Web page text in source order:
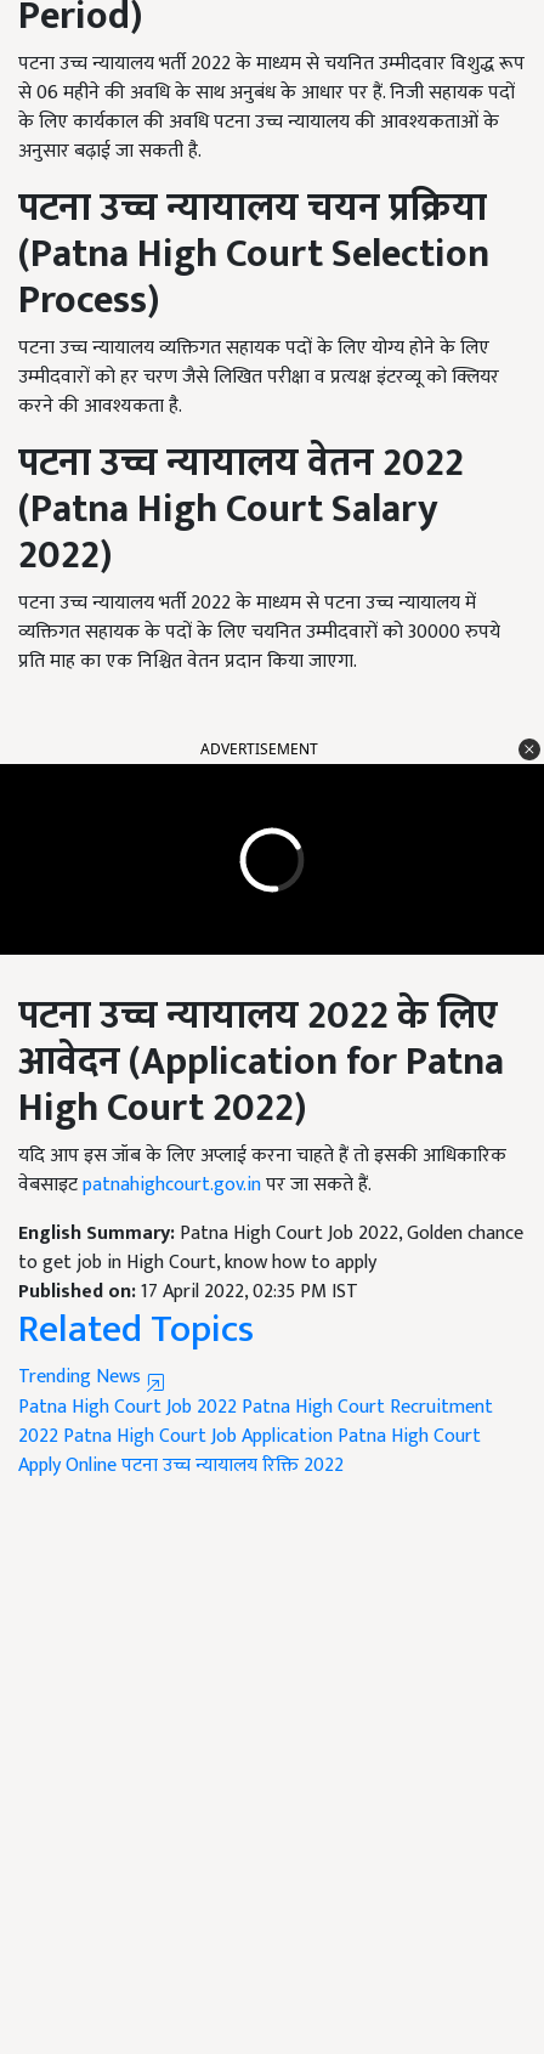
Period)
पटना उच्च न्यायालय भर्ती 2022 के माध्यम से चयनित उम्मीदवार विशुद्ध रूप
से 06 महीने की अवधि के साथ अनुबंध के आधार पर हैं. निजी सहायक पदों
के लिए कार्यकाल की अवधि पटना उच्च न्यायालय की आवश्यकताओं के
अनुसार बढ़ाई जा सकती है.
पटना उच्च न्यायालय चयन प्रक्रिया
(Patna High Court Selection
Process)
पटना उच्च न्यायालय व्यक्तिगत सहायक पदों के लिए योग्य होने के लिए
उम्मीदवारों को हर चरण जैसे लिखित परीक्षा व प्रत्यक्ष इंटरव्यू को क्लियर
करने की आवश्यकता है.
पटना उच्च न्यायालय वेतन2022
(Patna High Court Salary
2022)
पटना उच्च न्यायालय भर्ती 2022 के माध्यम से पटना उच्च न्यायालय में
व्यक्तिगत सहायक के पदों के लिए चयनित उम्मीदवारों को 30000 रुपये
प्रति माह का एक निश्चित वेतन प्रदान किया जाएगा.
ADVERTISEMENT
पटना उच्च न्यायालय2022के लिए
आवेदन (Application for Patna
High Court 2022)
यदि आप इस जॉब के लिए अप्लाई करना चाहते हैं तो इसकी आधिकारिक
वेबसाइटpatnahighcourt.gov.inपर जा सकते हैं.
English Summary:Patna High Court Job 2022, Golden chance
to get job in High Court, know how to apply
Published on:17 April 2022, 02:35 PM IST
Related Topics
Trending News
Patna High Court Job 2022Patna High Court Recruitment
2022Patna High Court Job ApplicationPatna High Court
Apply Onlineपटना उच्च न्यायालय रिक्ति 2022